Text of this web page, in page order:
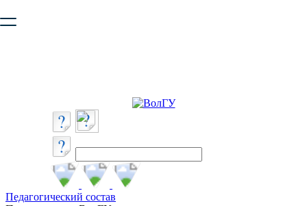
безопасную работу с сайтом. Пожалуйста
Педагогический состав